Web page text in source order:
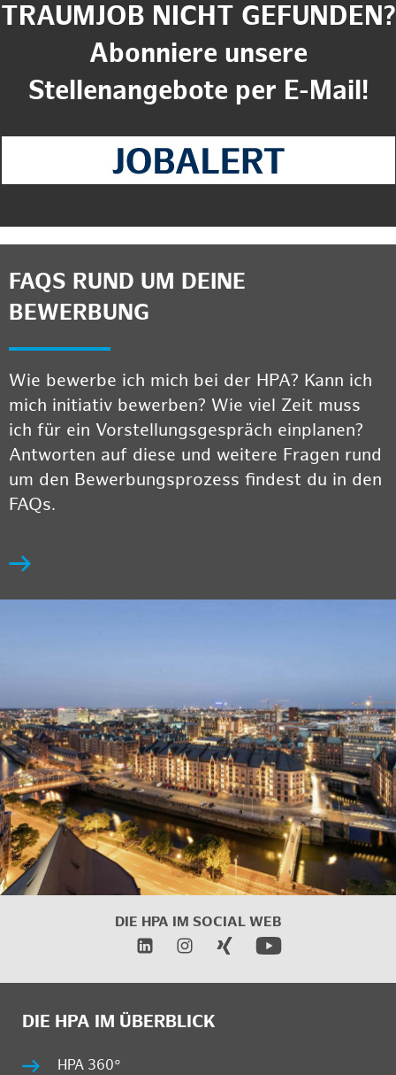
TRAUMJOB NICHT GEFUNDEN?
Abonniere unsere
Stellenangebote per E-Mail!
FAQS RUND UM DEINE
BEWERBUNG
Wie bewerbe ich mich bei der HPA? Kann ich
mich initiativ bewerben? Wie viel Zeit muss
ich für ein Vorstellungsgespräch einplanen?
Antworten auf diese und weitere Fragen rund
um den Bewerbungsprozess findest du in den
FAQs.
DIE HPA IM SOCIAL WEB
DIE HPA IM ÜBERBLICK
HPA 360°